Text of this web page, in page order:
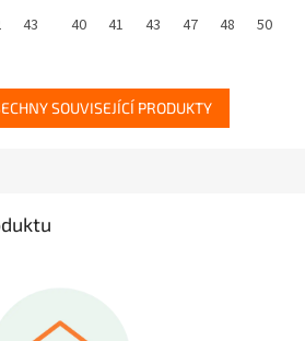
43 46 47 48 50
40 41 43 47 48 50
SOUVISEJÍCÍ PRODUKTY